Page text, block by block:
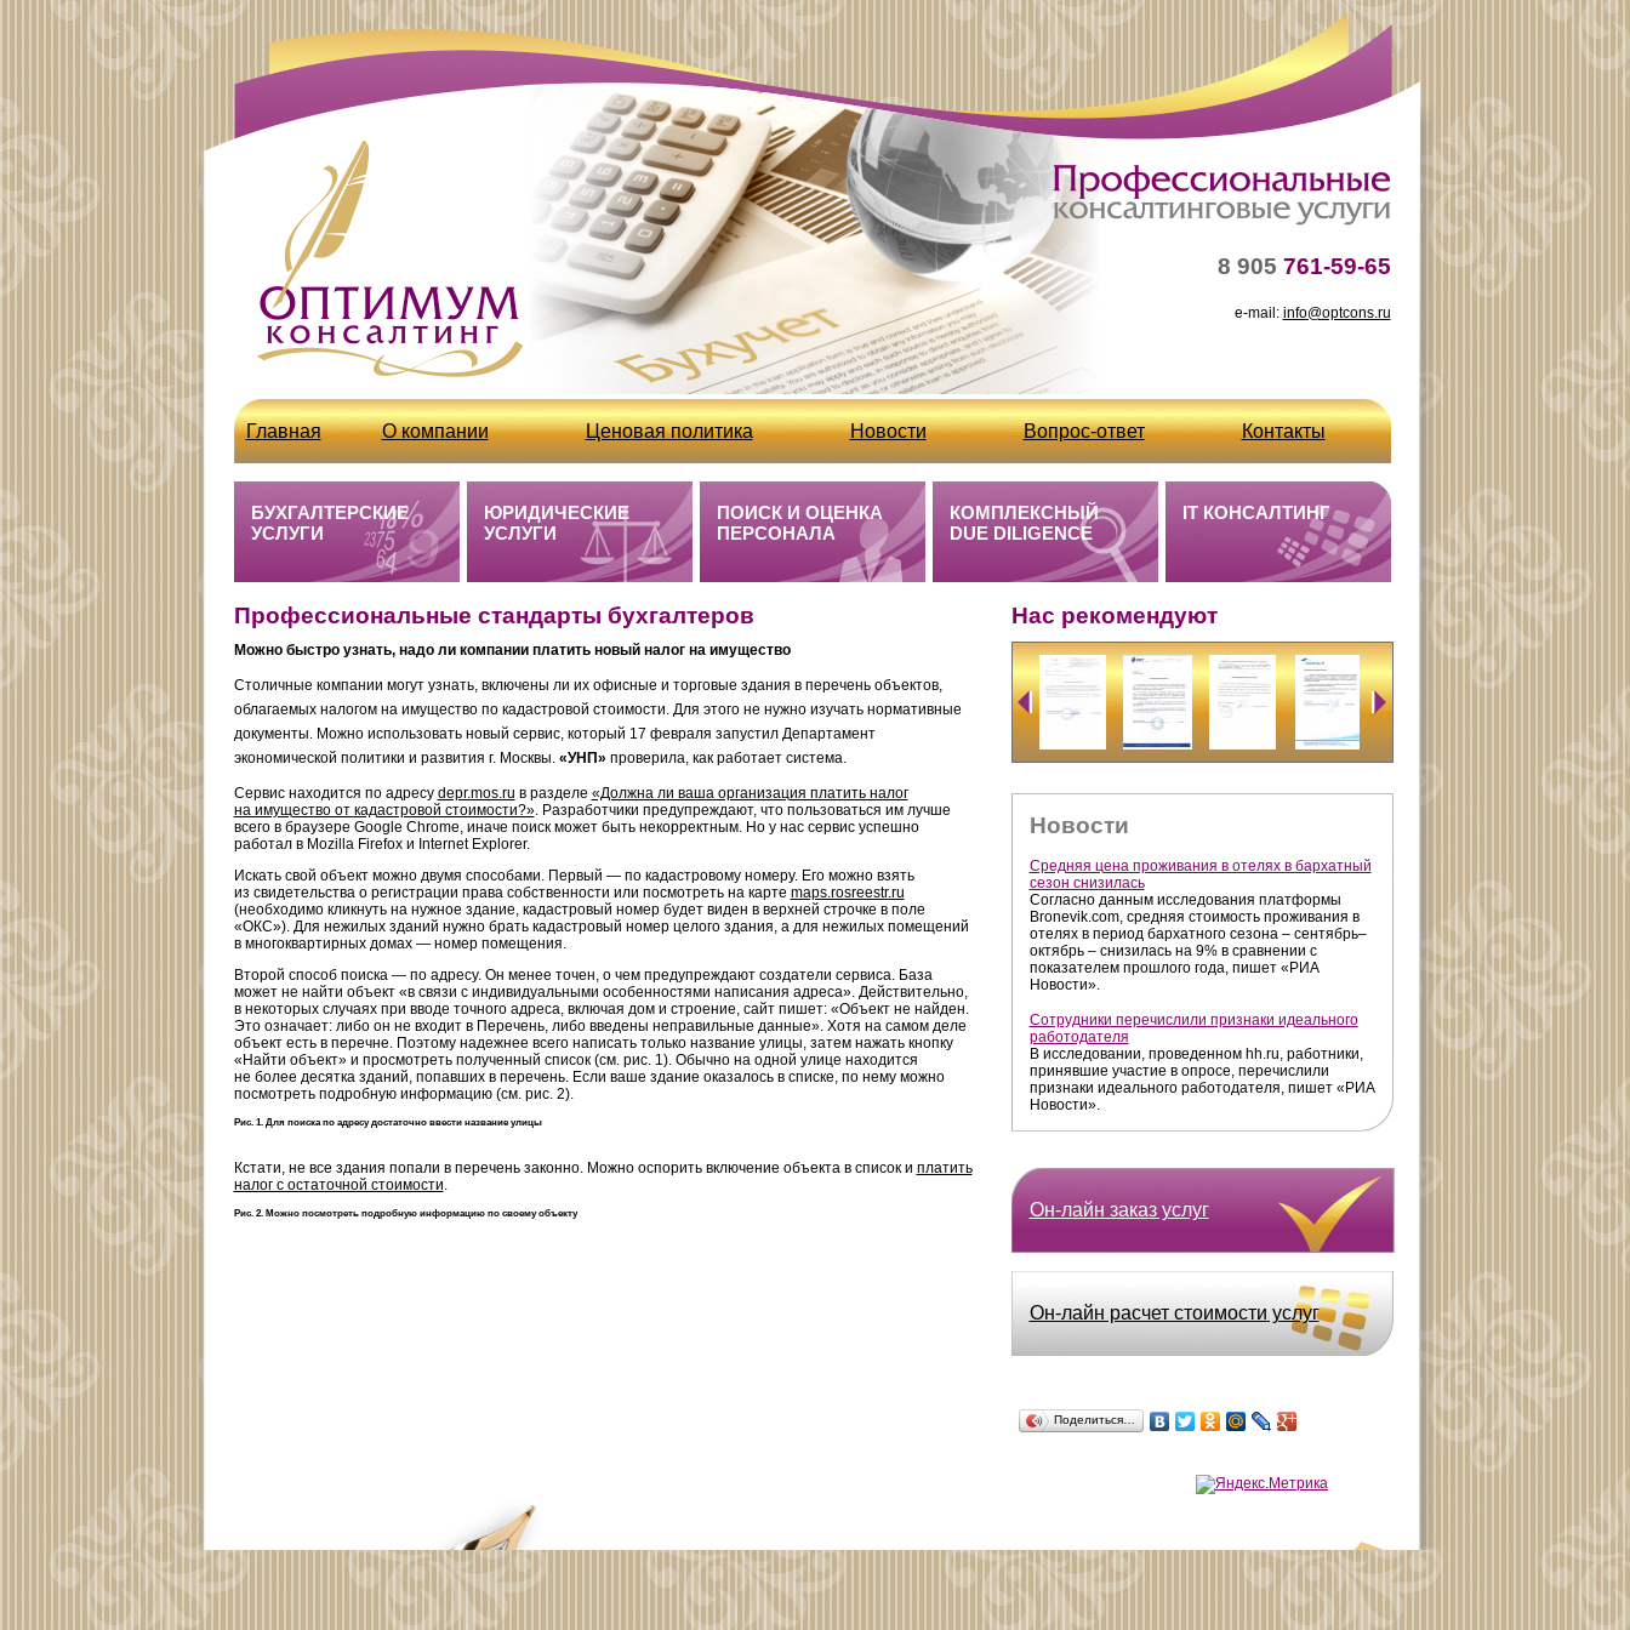
8 905 761-59-65
e-mail: info@optcons.ru
Главная О компании Ценовая политика Новости Вопрос-ответ Контакты
http://optcons.ru/node/63
Бухгалтерские услуги /полезная информация
БУХГАЛТЕРСКИЕ
УСЛУГИ
ЮРИДИЧЕСКИЕ
УСЛУГИ
ПОИСК И ОЦЕНКА
ПЕРСОНАЛА
КОМПЛЕКСНЫЙ
DUE DILIGENCE
IT КОНСАЛТИНГ
Профессиональные стандарты бухгалтеров
Можно быстро узнать, надо ли компании платить новый налог на имущество
Столичные компании могут узнать, включены ли их офисные и торговые здания в перечень объектов,
облагаемых налогом на имущество по кадастровой стоимости. Для этого не нужно изучать нормативные
документы. Можно использовать новый сервис, который 17 февраля запустил Департамент
экономической политики и развития г. Москвы. «УНП» проверила, как работает система.
Сервис находится по адресу depr.mos.ru в разделе «Должна ли ваша организация платить налог
на имущество от кадастровой стоимости?». Разработчики предупреждают, что пользоваться им лучше
всего в браузере Google Chrome, иначе поиск может быть некорректным. Но у нас сервис успешно
работал в Mozilla Firefox и Internet Explorer.
Искать свой объект можно двумя способами. Первый — по кадастровому номеру. Его можно взять
из свидетельства о регистрации права собственности или посмотреть на карте maps.rosreestr.ru
(необходимо кликнуть на нужное здание, кадастровый номер будет виден в верхней строчке в поле
«ОКС»). Для нежилых зданий нужно брать кадастровый номер целого здания, а для нежилых помещений
в многоквартирных домах — номер помещения.
Второй способ поиска — по адресу. Он менее точен, о чем предупреждают создатели сервиса. База
может не найти объект «в связи с индивидуальными особенностями написания адреса». Действительно,
в некоторых случаях при вводе точного адреса, включая дом и строение, сайт пишет: «Объект не найден.
Это означает: либо он не входит в Перечень, либо введены неправильные данные». Хотя на самом деле
объект есть в перечне. Поэтому надежнее всего написать только название улицы, затем нажать кнопку
«Найти объект» и просмотреть полученный список (см. рис. 1). Обычно на одной улице находится
не более десятка зданий, попавших в перечень. Если ваше здание оказалось в списке, по нему можно
посмотреть подробную информацию (см. рис. 2).
Рис. 1. Для поиска по адресу достаточно ввести название улицы
Кстати, не все здания попали в перечень законно. Можно оспорить включение объекта в список и платить
налог с остаточной стоимости
Рис. 2. Можно посмотреть подробную информацию по своему объекту
Нас рекомендуют
Новости
Средняя цена проживания в отелях в бархатный
сезон снизилась
Согласно данным исследования платформы
Bronevik.com, средняя стоимость проживания в
отелях в период бархатного сезона – сентябрь–
октябрь – снизилась на 9% в сравнении с
показателем прошлого года, пишет «РИА
Новости».
Сотрудники перечислили признаки идеального
работодателя
В исследовании, проведенном hh.ru, работники,
принявшие участие в опросе, перечислили
признаки идеального работодателя, пишет «РИА
Новости».
Он-лайн заказ услуг
Он-лайн расчет стоимости услуг
Поделиться…